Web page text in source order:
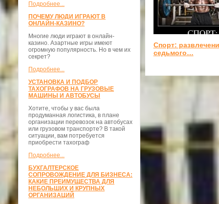
Подробнее...
ПОЧЕМУ ЛЮДИ ИГРАЮТ В
ОНЛАЙН-КАЗИНО?
Многие люди играют в онлайн-
казино. Азартные игры имеют
огромную популярность. Но в чем их
секрет?
Подробнее...
УСТАНОВКА И ПОДБОР
ТАХОГРАФОВ НА ГРУЗОВЫЕ
МАШИНЫ И АВТОБУСЫ
Хотите, чтобы у вас была
продуманная логистика, в плане
организации перевозок на автобусах
или грузовом транспорте? В такой
ситуации, вам потребуется
приобрести тахограф
Подробнее...
БУХГАЛТЕРСКОЕ
СОПРОВОЖДЕНИЕ ДЛЯ БИЗНЕСА:
КАКИЕ ПРЕИМУЩЕСТВА ДЛЯ
НЕБОЛЬШИХ И КРУПНЫХ
ОРГАНИЗАЦИЙ
Спорт:
седьмого…